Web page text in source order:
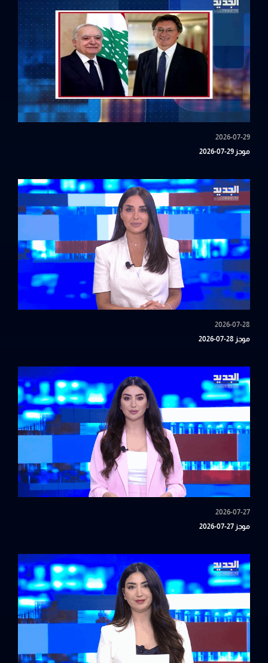
2026-07-29
موجز 29-07-2026
2026-07-28
موجز 28-07-2026
2026-07-27
موجز 27-07-2026